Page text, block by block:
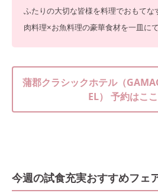
ふたりの大切な皆様を料理でおもてな
肉料理×お魚料理の豪華食材を一皿に
蒲郡クラシックホテル（
EL） 予約はこ
今週の試食充実おすすめフェ